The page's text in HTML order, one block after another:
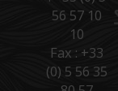
56 57 10
10
Fax : +33
(0) 5 56 35